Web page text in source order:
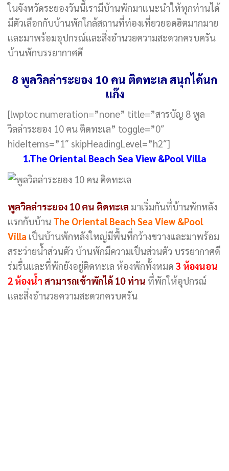
ในจังหวัดระยองวันนี้เรามีบ้านพักมาแนะนำให้ทุกท่านได้
มีตัวเลือกกับบ้านพักใกล้สถานที่ท่องเที่ยวยอดฮิตมากมาย
และมาพร้อมอุปกรณ์และสิ่งอำนวยความสะดวกครบครัน
บ้านพักบรรยากาศดี
8 พูลวิลล่าระยอง 10 คน ติดทะเล สนุกได้นก
แก๊ง
[lwptoc numeration=”none” title=”สารบัญ 8 พูล
วิลล่าระยอง 10 คน ติดทะเล” toggle=”0″
hideItems=”1″ skipHeadingLevel=”h2″]
1.The Oriental Beach Sea View &Pool Villa
พูลวิลล่าระยอง 10 คน ติดทะเล มาเริ่มกันที่บ้านพักหลัง
แรกกับบ้าน The Oriental Beach Sea View &Pool
Villa เป็นบ้านพักหลังใหญ่มีพื้นที่กว้างขวางและมาพร้อม
สระว่ายน้ำส่วนตัว บ้านพักมีความเป็นส่วนตัว บรรยากาศดี
ร่มรื่นและที่พักยังอยู่ติดทะเล ห้องพักทั้งหมด 3 ห้องนอน
2 ห้องน้ำ สามารถเข้าพักได้ 10 ท่าน ที่พักให้อุปกรณ์
และสิ่งอำนวยความสะดวกครบครัน